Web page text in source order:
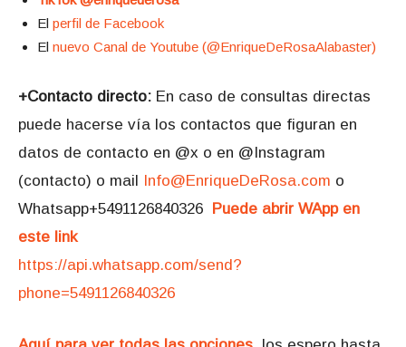
El perfil de Facebook
El nuevo Canal de Youtube (@EnriqueDeRosaAlabaster)
+Contacto directo: En caso de consultas directas
puede hacerse vía los contactos que figuran en
datos de contacto en @x o en @Instagram
(contacto) o mail Info@EnriqueDeRosa.com o
Whatsapp+5491126840326 Puede abrir WApp en
este link
https://api.whatsapp.com/send?
phone=5491126840326